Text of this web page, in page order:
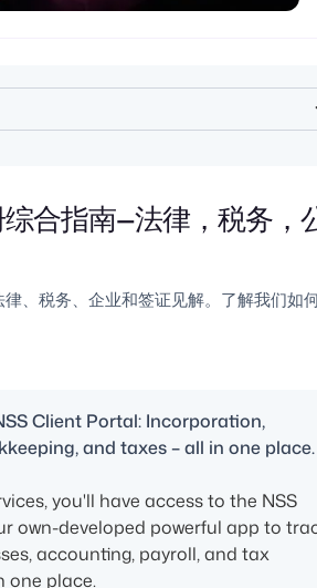
合指南—法律，税务，
、税务、企业和签证见解。了解我们如
Client Portal: Incorporation,
and taxes – all in one place.
you'll have access to the NSS
own-developed powerful app to
accounting, payroll, and tax
one place.